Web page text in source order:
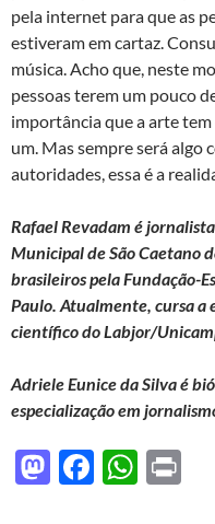
pela internet para que as
estiveram em cartaz.
música. Acho que, neste
pessoas terem um pouco
importância que a arte
um. Mas sempre será
autoridades, essa é a
Rafael Revadam é
Municipal de São Caetano
brasileiros pela Fundação-
Paulo. Atualmente, cursa a
científico do Labjor/
Adriele Eunice da Silvaé
especialização em
M F
W